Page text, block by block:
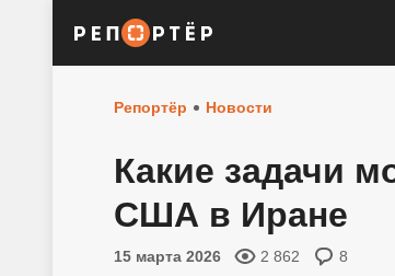
Репортёр Новости
Какие задачи
США в Иране
15 марта 2026 2 862 8